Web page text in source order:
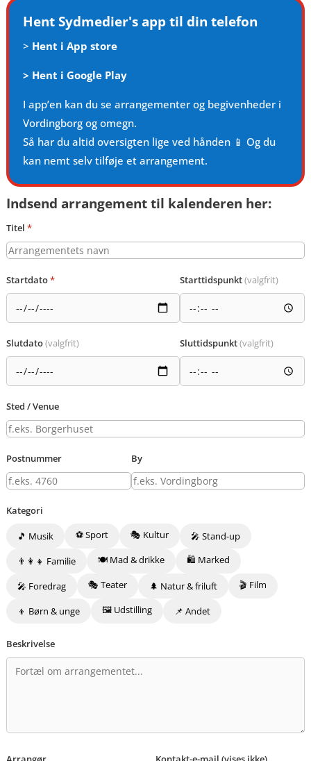
Hent Sydmedier's app til din telefon
> Hent i App store
> Hent i Google Play
I app’en kan du se arrangementer og begivenheder i
Vordingborg og omegn.
Så har du altid oversigten lige ved hånden 📱 Og du
kan nemt selv tilføje et arrangement.
Indsend arrangement til kalenderen her:
Titel *
Startdato* Starttidspunkt(valgfrit)
Slutdato(valgfrit) Sluttidspunkt(valgfrit)
Sted / Venue
Postnummer By
Kategori
🎵 Musik ⚽ Sport 🎭 Kultur
🎤 Stand-up
👨‍👩‍👧 Familie
🍽️ Mad & drikke 🛍️ Marked
🎤 Foredrag 🎭 Teater 🌲 Natur & friluft 🎬 Film
👦 Børn & unge 🖼️ Udstilling 📌 Andet
Beskrivelse